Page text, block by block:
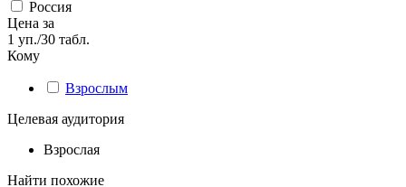
Россия
Цена за
1 уп./30 табл.
Кому
Взрослым
Целевая аудитория
Взрослая
Найти похожие